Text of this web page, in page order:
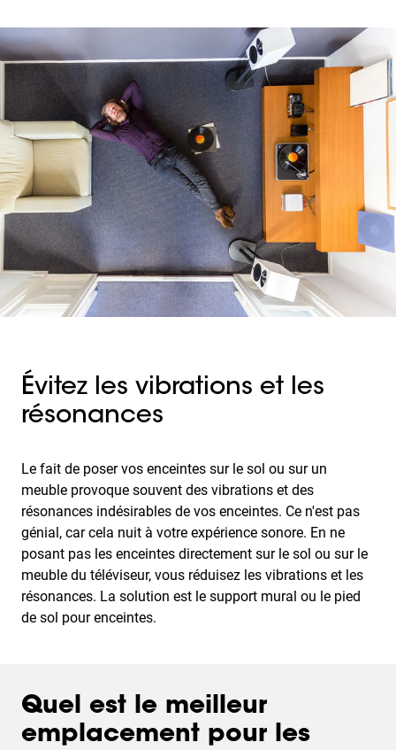
Évitez les vibrations et les
résonances
Le fait de poser vos enceintes sur le sol ou sur un
meuble provoque souvent des vibrations et des
résonances indésirables de vos enceintes. Ce n'est pas
génial, car cela nuit à votre expérience sonore. En ne
posant pas les enceintes directement sur le sol ou sur le
meuble du téléviseur, vous réduisez les vibrations et les
résonances. La solution est le support mural ou le pied
de sol pour enceintes.
Quel est le meilleur
emplacement pour les